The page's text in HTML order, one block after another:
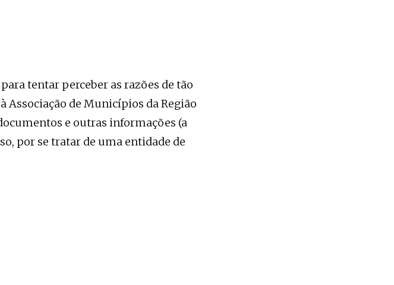
para tentar perceber as razões de tão
Associação de Municípios da Região
e outras informações (a
por se tratar de uma entidade de